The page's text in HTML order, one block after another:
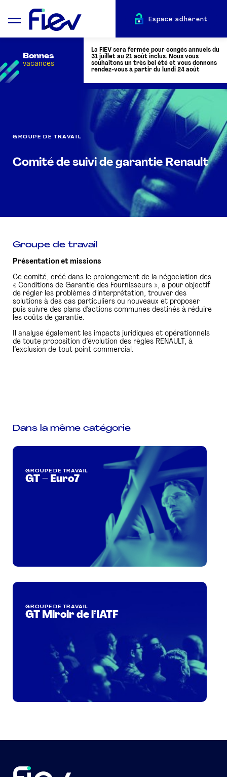
L’AUTOMOTIVE
ADHÉRENTS
PRESSE
Espace adhérent
Bonnes
vacances
La FIEV sera fermée pour congés annuels du
31 juillet au 21 août inclus. Nous vous
souhaitons un très bel été et vous donnons
rendez-vous à partir du lundi 24 août
GROUPE DE TRAVAIL
Comité de suivi de garantie Renault
Groupe de travail
Présentation et missions
Ce comité, créé dans le prolongement de la négociation des
« Conditions de Garantie des Fournisseurs », a pour objectif
de régler les problèmes d'interprétation, trouver des
solutions à des cas particuliers ou nouveaux et proposer
puis suivre des plans d'actions communes destinés à réduire
les coûts de garantie.
Il analyse également les impacts juridiques et opérationnels
de toute proposition d’évolution des règles RENAULT, à
l’exclusion de tout point commercial.
Dans la même catégorie
GROUPE DE TRAVAIL
GT – Euro7
GROUPE DE TRAVAIL
GT Miroir de l’IATF